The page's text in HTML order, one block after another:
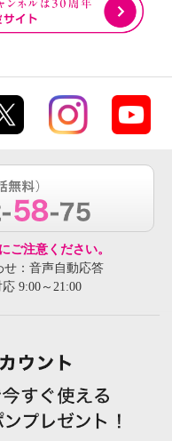
ご注意ください。
せ：音声自動応答
9:00～21:00